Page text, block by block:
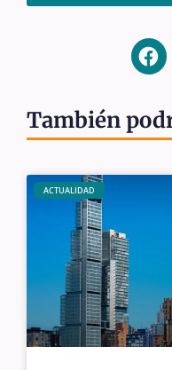
También
ACTUALIDAD